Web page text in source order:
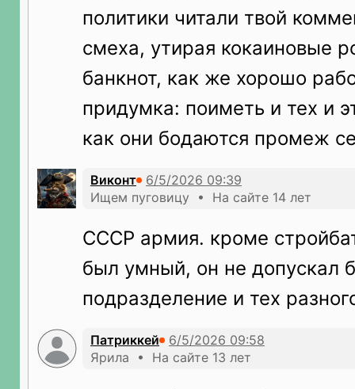
политики читали твой
смеха, утирая кокаиновые
банкнот, как же хорошо
придумка: поиметь и тех и
как они бодаются промеж
Виконт
Ищем пуговицу • На сайте 14 лет
СССР армия. кроме
был умный, он не допускал
подразделение и тех
Патриккей
Ярила • На сайте 13 лет